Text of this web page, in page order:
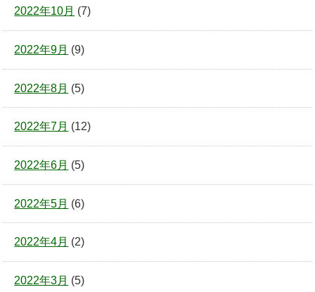
2022年10月 (7)
2022年9月 (9)
2022年8月 (5)
2022年7月 (12)
2022年6月 (5)
2022年5月 (6)
2022年4月 (2)
2022年3月 (5)